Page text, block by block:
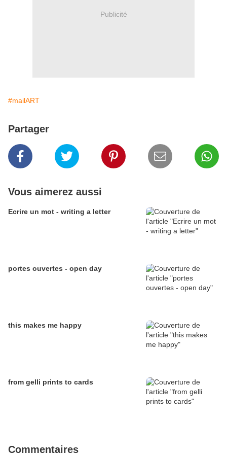
Publicité
#mailART
Partager
Vous aimerez aussi
Ecrire un mot - writing a letter
portes ouvertes - open day
this makes me happy
from gelli prints to cards
Commentaires